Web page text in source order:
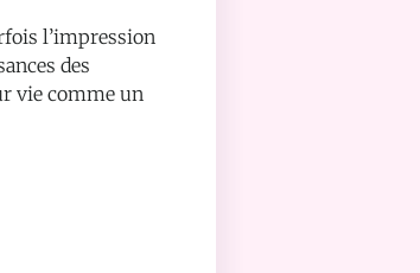
l’impression
des
vie comme un